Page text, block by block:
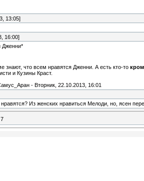
13:05]
16:00]
Дженни*
знают, что всем нравятся Дженни. А есть кто-то
и Кузины Краст.
- Вторник, 22.10.2013, 16:01
Из женских нравиться Мелоди, но, ясен
7